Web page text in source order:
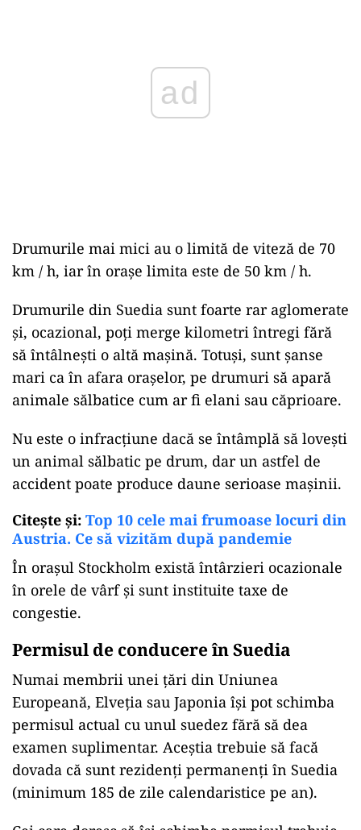
ad
Drumurile mai mici au o limită de viteză de 70
km / h, iar în orașe limita este de 50 km / h.
Drumurile din Suedia sunt foarte rar aglomerate
și, ocazional, poți merge kilometri întregi fără
să întâlnești o altă mașină. Totuși, sunt șanse
mari ca în afara orașelor, pe drumuri să apară
animale sălbatice cum ar fi elani sau căprioare.
Nu este o infracțiune dacă se întâmplă să lovești
un animal sălbatic pe drum, dar un astfel de
accident poate produce daune serioase mașinii.
Citește și: Top 10 cele mai frumoase locuri din
Austria. Ce să vizităm după pandemie
În orașul Stockholm există întârzieri ocazionale
în orele de vârf și sunt instituite taxe de
congestie.
Permisul de conducere în Suedia
Numai membrii unei țări din Uniunea
Europeană, Elveția sau Japonia își pot schimba
permisul actual cu unul suedez fără să dea
examen suplimentar. Aceștia trebuie să facă
dovada că sunt rezidenți permanenți în Suedia
(minimum 185 de zile calendaristice pe an).